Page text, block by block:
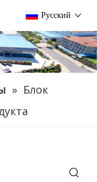
Pусский
» Блок